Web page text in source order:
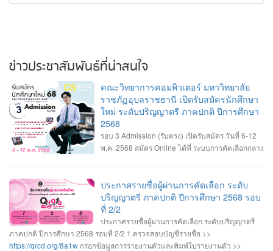
ข่าวประชาสัมพันธ์ที่น่าสนใจ
คณะวิทยาการคอมพิวเตอร์ มหาวิทยาลัย
ราชภัฏอุบลราชธานี เปิดรับสมัครนักศึกษา
ใหม่ ระดับปริญญาตรี ภาคปกติ ปีการศึกษา
2568
รอบ 3 Admission (รับตรง) เปิดรับสมัคร วันที่ 6-12
พ.ค. 2568 สมัคร Online ได้ที่ ระบบการคัดเลือกกลาง
ซอฟต์แวร์ • หลักสูตรเทคโนโลยีมีลติมีเดียและแอนิเมชัน • รายละเอียดสาขาวิชา
เกณฑ์คุณสมบัติของสาขาวิชา และรายละเอียดการรับสมัคร ------------------- •
สอบถามข้อมูลเพิ่มเติม งานรับเข้าศึกษา ฯ อาคารเรียนและปฏิบัติการ ชั้น 2 045-
352-000 ต่อ 2143 , 2147 หรือ 2144 #เปิดรับสมัครนักศึกษาใหม่ #ระดับปริญญา
ตรี2568 #Dek68 #UBRU #คณะวิทยาการคอมพิวเตอร์ #มหาวิทยาลัยราชภัฏ
อุบลราชธานี
ประกาศรายชื่อผู้ผ่านการคัดเลือก ระดับ
ปริญญาตรี ภาคปกติ ปีการศึกษา 2568 รอบ
ที่ 2/2
ประกาศรายชื่อผู้ผ่านการคัดเลือก ระดับปริญญาตรี
ภาคปกติ ปีการศึกษา 2568 รอบที่ 2/2 1.ตรวจสอบบัญชีรายชื่อ >>
https://qrcd.org/8a1w กรอกข้อมูลการรายงานตัวและพิมพ์ใบรายงานตัว >>